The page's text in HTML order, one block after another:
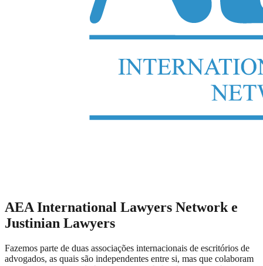
AEA International Lawyers Network e
Justinian Lawyers
Fazemos parte de duas associações internacionais de escritórios de
advogados, as quais são independentes entre si, mas que colaboram